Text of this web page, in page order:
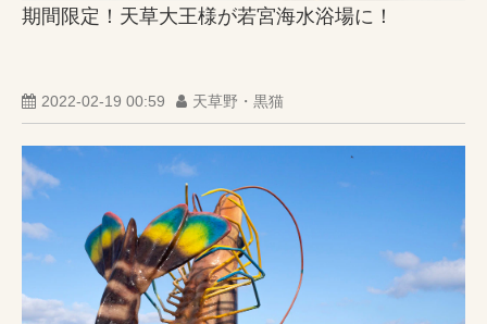
期間限定！天草大王様が若宮海水浴場に！
2022-02-19 00:59 天草野・黒猫